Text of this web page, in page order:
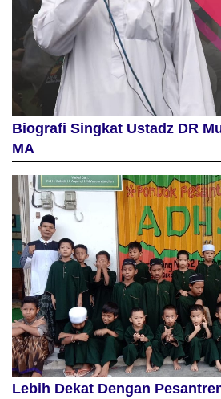
Biografi Singkat Ustadz DR
MA
Lebih Dekat Dengan